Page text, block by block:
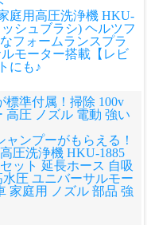
庭用高圧洗浄機 HKU-
シュブラシ) ヘルツフ
フォームランスプラ
モーター搭載【レビ
にも♪
準付属！掃除 100v
高圧 ノズル 電動 強い
ャンプーがもらえる！
圧洗浄機 HKU-1885
ット 延長ホース 自吸
圧 ユニバーサルモー
家庭用 ノズル 部品 強